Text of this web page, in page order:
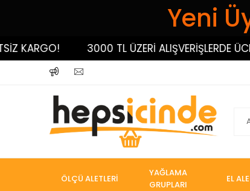
Yeni
3000 TL ÜZERİ ALIŞVERİŞLERDE
ÖLÇÜ ALETLERİ
YAĞLAMA
GRUPLARI
EL